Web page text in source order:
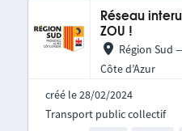
Réseau
ZOU !
Région Sud
Côte d’Azur
créé le 28/02/2024
Transport public collectif